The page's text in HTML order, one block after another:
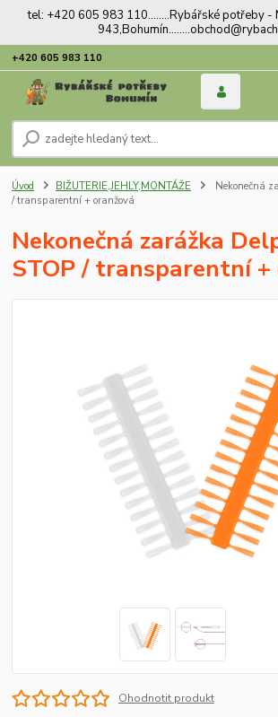
tel: +420 605 983 110........Rybářské potřeby -
+420 605 983 110
Úvod BIŽUTERIE,JEHLY,MONTÁŽE
Nekonečná
/ transparentní + oranžová
Nekonečná zarážka
STOP / transparentní +
Ohodnotit produkt